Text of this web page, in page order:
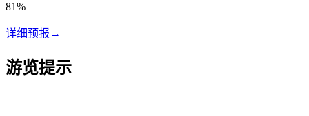
81%
详细预报 →
游览提示